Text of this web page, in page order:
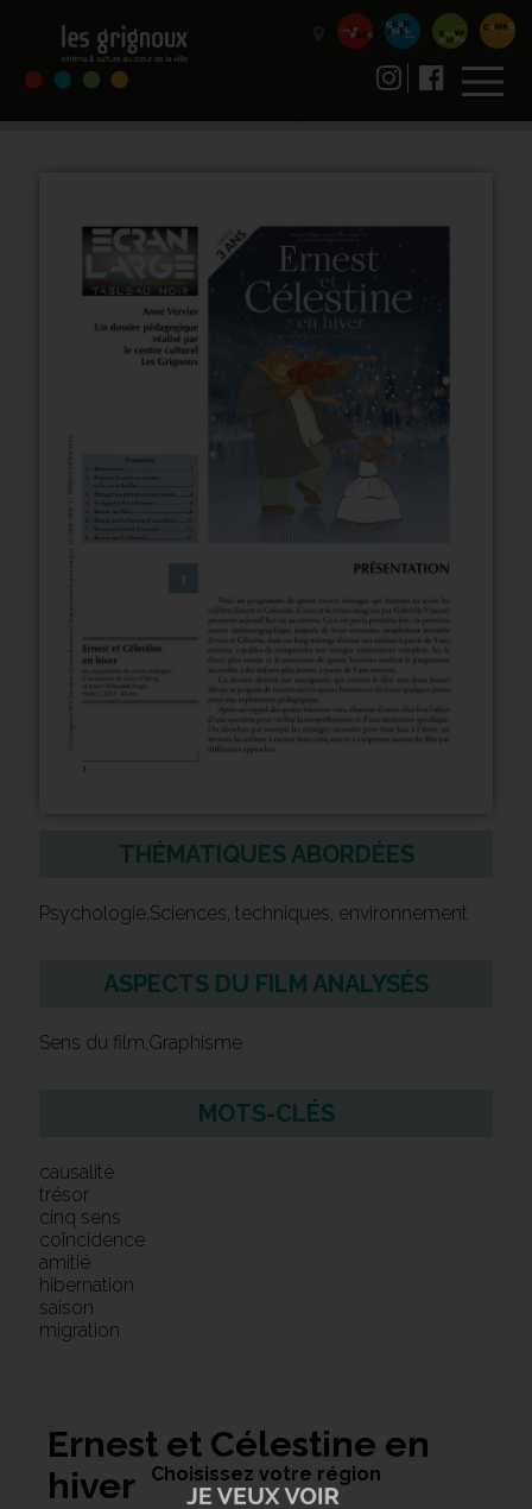
THÉMATIQUES ABORDÉES
Psychologie,Sciences, techniques, environnement
ASPECTS DU FILM ANALYSÉS
Sens du film,Graphisme
MOTS-CLÉS
causalité
trésor
cinq sens
coïncidence
amitié
hibernation
saison
migration
Ernest et Célestine en
hiver
Choisissez votre région